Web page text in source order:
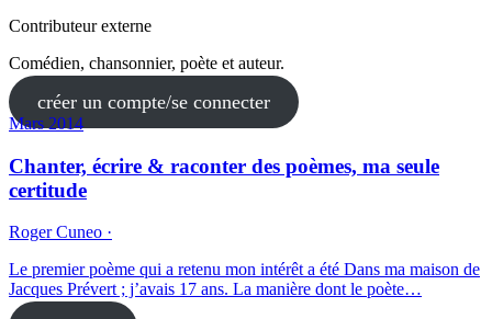
Contributeur externe
Comédien, chansonnier, poète et auteur.
créer un compte/se connecter
Mars 2014
Chanter, écrire & raconter des poèmes, ma seule
certitude
Roger Cuneo ·
Le premier poème qui a retenu mon intérêt a été Dans ma maison de
Jacques Prévert ; j’avais 17 ans. La manière dont le poète…